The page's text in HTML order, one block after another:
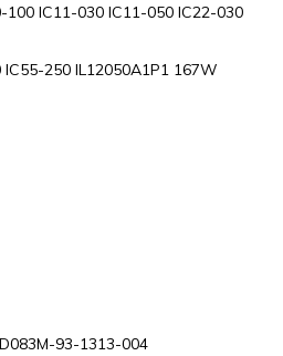
100 IC11-030 IC11-050 IC22-030
250 IL12050A1P1 167W
93-1313-004